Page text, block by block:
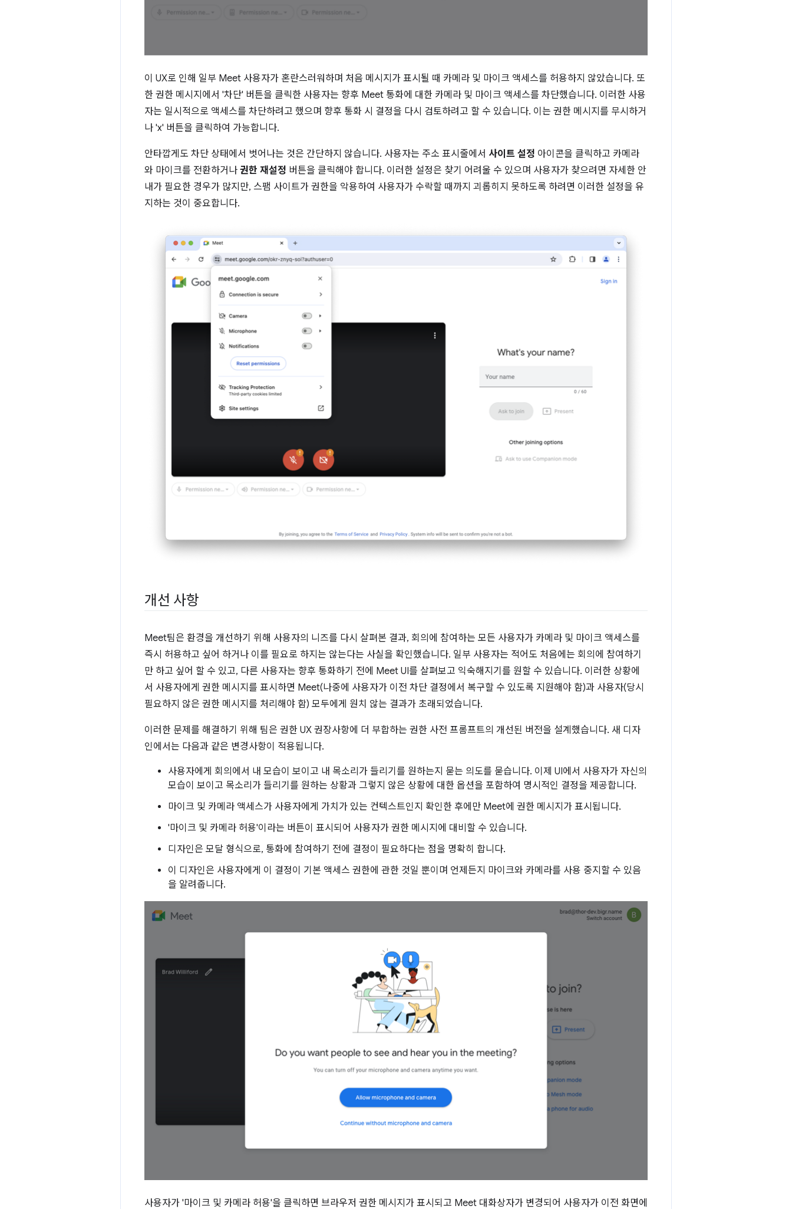
이 UX로 인해 일부 Meet 사용자가 혼란스러워하며 처음 메시지가 표시될 때 카메라 및 마이크 액세스를 허용하지 않았습니다. 또
한 권한 메시지에서 '차단' 버튼을 클릭한 사용자는 향후 Meet 통화에 대한 카메라 및 마이크 액세스를 차단했습니다. 이러한 사용
자는 일시적으로 액세스를 차단하려고 했으며 향후 통화 시 결정을 다시 검토하려고 할 수 있습니다. 이는 권한 메시지를 무시하거
나 'x' 버튼을 클릭하여 가능합니다.
안타깝게도 차단 상태에서 벗어나는 것은 간단하지 않습니다. 사용자는 주소 표시줄에서 사이트 설정 아이콘을 클릭하고 카메라
와 마이크를 전환하거나 권한 재설정 버튼을 클릭해야 합니다. 이러한 설정은 찾기 어려울 수 있으며 사용자가 찾으려면 자세한 안
내가 필요한 경우가 많지만, 스팸 사이트가 권한을 악용하여 사용자가 수락할 때까지 괴롭히지 못하도록 하려면 이러한 설정을 유
지하는 것이 중요합니다.
개선 사항
Meet팀은 환경을 개선하기 위해 사용자의 니즈를 다시 살펴본 결과, 회의에 참여하는 모든 사용자가 카메라 및 마이크 액세스를
즉시 허용하고 싶어 하거나 이를 필요로 하지는 않는다는 사실을 확인했습니다. 일부 사용자는 적어도 처음에는 회의에 참여하기
만 하고 싶어 할 수 있고, 다른 사용자는 향후 통화하기 전에 Meet UI를 살펴보고 익숙해지기를 원할 수 있습니다. 이러한 상황에
서 사용자에게 권한 메시지를 표시하면 Meet(나중에 사용자가 이전 차단 결정에서 복구할 수 있도록 지원해야 함)과 사용자(당시
필요하지 않은 권한 메시지를 처리해야 함) 모두에게 원치 않는 결과가 초래되었습니다.
이러한 문제를 해결하기 위해 팀은 권한 UX 권장사항에 더 부합하는 권한 사전 프롬프트의 개선된 버전을 설계했습니다. 새 디자
인에서는 다음과 같은 변경사항이 적용됩니다.
사용자에게 회의에서 내 모습이 보이고 내 목소리가 들리기를 원하는지 묻는 의도를 묻습니다. 이제 UI에서 사용자가 자신의
모습이 보이고 목소리가 들리기를 원하는 상황과 그렇지 않은 상황에 대한 옵션을 포함하여 명시적인 결정을 제공합니다.
마이크 및 카메라 액세스가 사용자에게 가치가 있는 컨텍스트인지 확인한 후에만 Meet에 권한 메시지가 표시됩니다.
'마이크 및 카메라 허용'이라는 버튼이 표시되어 사용자가 권한 메시지에 대비할 수 있습니다.
디자인은 모달 형식으로, 통화에 참여하기 전에 결정이 필요하다는 점을 명확히 합니다.
이 디자인은 사용자에게 이 결정이 기본 액세스 권한에 관한 것일 뿐이며 언제든지 마이크와 카메라를 사용 중지할 수 있음
을 알려줍니다.
사용자가 '마이크 및 카메라 허용'을 클릭하면 브라우저 권한 메시지가 표시되고 Meet 대화상자가 변경되어 사용자가 이전 화면에